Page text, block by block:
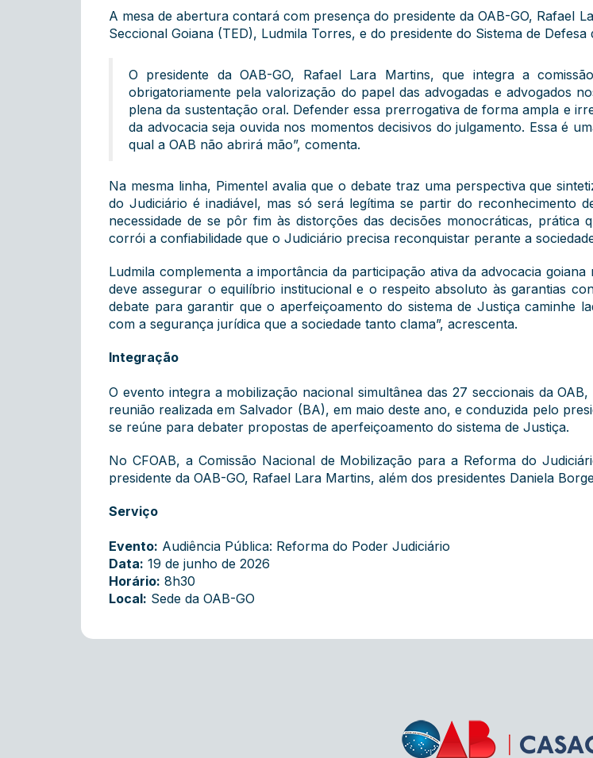
A mesa de abertura contará com presença do presidente da OAB-GO, Rafael
Seccional Goiana (TED), Ludmila Torres, e do presidente do Sistema de
O presidente da OAB-GO, Rafael Lara Martins, que integra a
obrigatoriamente pela valorização do papel das advogadas e advogados
plena da sustentação oral. Defender essa prerrogativa de forma ampla e
da advocacia seja ouvida nos momentos decisivos do julgamento. Essa é
qual a OAB não abrirá mão”, comenta.
Na mesma linha, Pimentel avalia que o debate traz uma perspectiva que
do Judiciário é inadiável, mas só será legítima se partir do reconhecimento
necessidade de se pôr fim às distorções das decisões monocráticas,
corrói a confiabilidade que o Judiciário precisa reconquistar perante a
Ludmila complementa a importância da participação ativa da advocacia
deve assegurar o equilíbrio institucional e o respeito absoluto às garantias
debate para garantir que o aperfeiçoamento do sistema de Justiça caminhe
com a segurança jurídica que a sociedade tanto clama”, acrescenta.
Integração
O evento integra a mobilização nacional simultânea das 27 seccionais da
reunião realizada em Salvador (BA), em maio deste ano, e conduzida pelo
se reúne para debater propostas de aperfeiçoamento do sistema de Justiça.
No CFOAB, a Comissão Nacional de Mobilização para a Reforma do
presidente da OAB-GO, Rafael Lara Martins, além dos presidentes Daniela
Serviço
Evento: Audiência Pública: Reforma do Poder Judiciário
Data: 19 de junho de 2026
Horário: 8h30
Local: Sede da OAB-GO